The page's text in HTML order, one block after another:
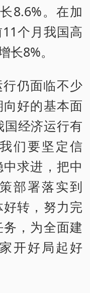
8.6%。在加
个月我国高
8%。
仍面临不少
好的基本面
经济运行有
们要坚定信
求进，把中
部署落实到
转，努力完
，为全面建
开好局起好